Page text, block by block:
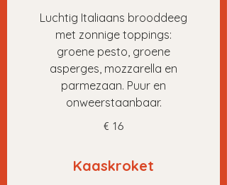
Luchtig Italiaans brooddeeg
met zonnige toppings:
groene pesto, groene
asperges, mozzarella en
parmezaan. Puur en
onweerstaanbaar.
€ 16
Kaaskroket